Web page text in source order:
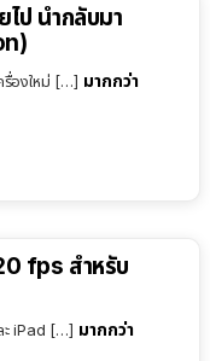
ป นำกลับมา
รื่องใหม่ […] มากกว่า
fps สำหรับ
ะ iPad […] มากกว่า